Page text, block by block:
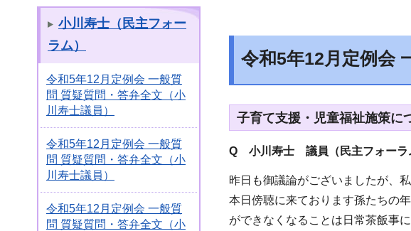
小川寿士（民主フォー
ラム）
令和5年12月定例会 一般質
問 質疑質問・答弁全文（小
川寿士議員）
令和5年12月定例会 一般質
問 質疑質問・答弁全文（小
川寿士議員）
令和5年12月定例会 一般質
問 質疑質問・答弁全文（小
令和5年12月定例会
子育て支援・児童福祉施策に
Q 小川寿士 議員（民主フォーラ
昨日も御議論がございましたが、
本日傍聴に来ております孫たちの
ができなくなることは日常茶飯事